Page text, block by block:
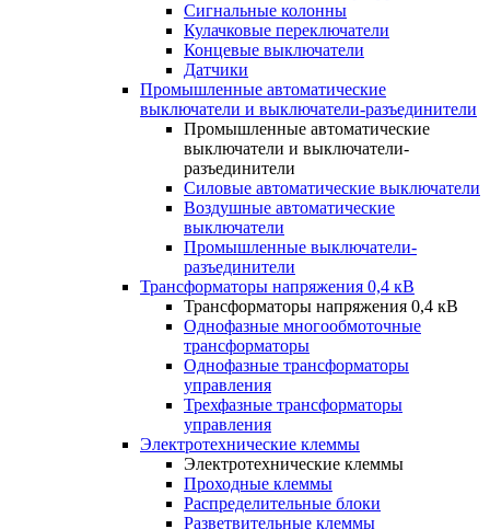
Сигнальные колонны
Кулачковые переключатели
Концевые выключатели
Датчики
Промышленные автоматические
выключатели и выключатели-разъединители
Промышленные автоматические
выключатели и выключатели-
разъединители
Силовые автоматические выключатели
Воздушные автоматические
выключатели
Промышленные выключатели-
разъединители
Трансформаторы напряжения 0,4 кВ
Трансформаторы напряжения 0,4 кВ
Однофазные многообмоточные
трансформаторы
Однофазные трансформаторы
управления
Трехфазные трансформаторы
управления
Электротехнические клеммы
Электротехнические клеммы
Проходные клеммы
Распределительные блоки
Разветвительные клеммы